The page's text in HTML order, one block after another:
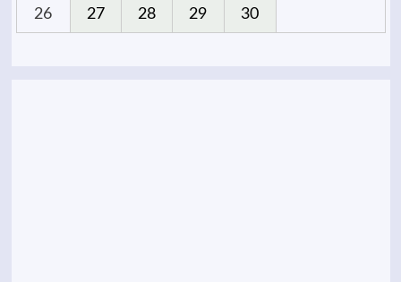
26 27 28 29 30